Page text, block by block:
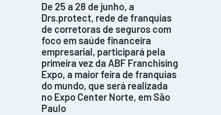
De 25 a 28 de junho, a
Drs.protect, rede de franquias
de corretoras de seguros com
foco em saúde financeira
empresarial, participará pela
primeira vez da ABF Franchising
Expo, a maior feira de franquias
do mundo, que será realizada
no Expo Center Norte, em São
Paulo